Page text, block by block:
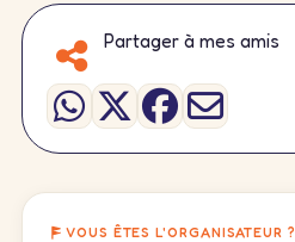
Partager à mes amis
VOUS ÊTES L'ORGANISATEUR ?